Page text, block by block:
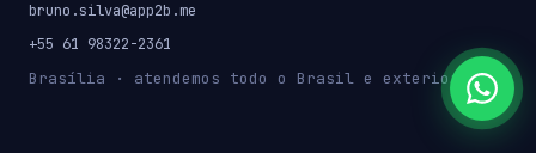
bruno.silva@app2b.me
+55 61 98322-2361
Brasília · atendemos todo o Brasil e exterior